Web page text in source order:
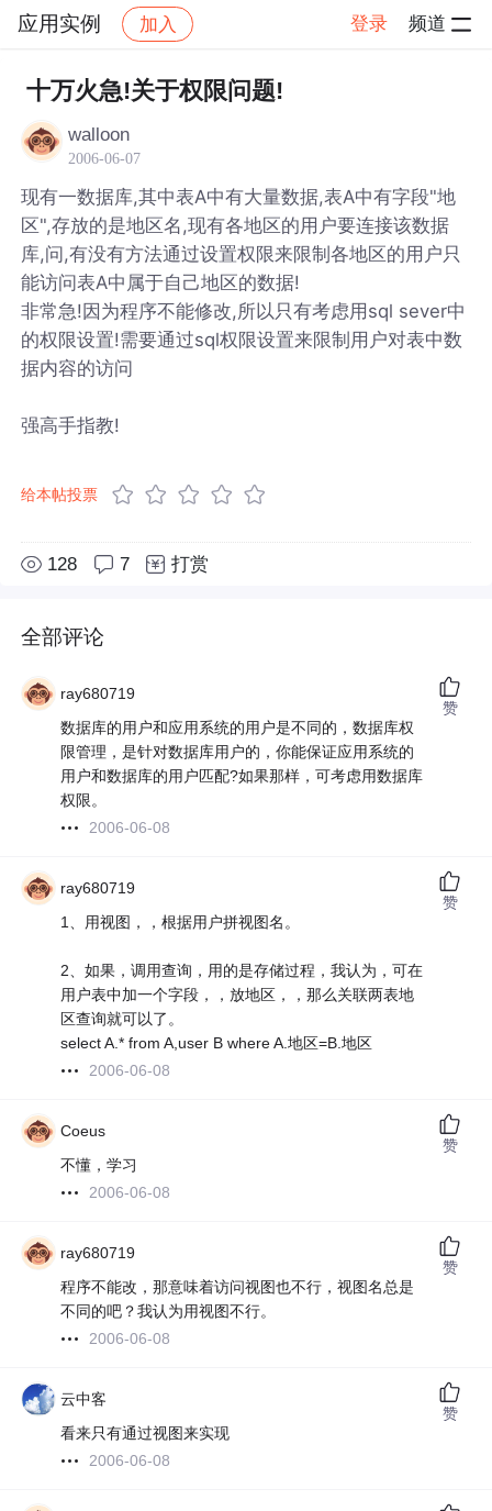
应用实例 加入 登录 频道
社区 应用实例 帖子详情
十万火急!关于权限问题!
walloon
2006-06-07
现有一数据库,其中表A中有大量数据,表A中有字段"地
区",存放的是地区名,现有各地区的用户要连接该数据
库,问,有没有方法通过设置权限来限制各地区的用户只
能访问表A中属于自己地区的数据!
非常急!因为程序不能修改,所以只有考虑用sql sever中
的权限设置!需要通过sql权限设置来限制用户对表中数
据内容的访问
强高手指教!
给本帖投票
128 7 打赏
全部评论
ray680719
数据库的用户和应用系统的用户是不同的，数据库权
限管理，是针对数据库用户的，你能保证应用系统的
用户和数据库的用户匹配?如果那样，可考虑用数据库
权限。
2006-06-08
赞
ray680719
1、用视图，，根据用户拼视图名。
2、如果，调用查询，用的是存储过程，我认为，可在
用户表中加一个字段，，放地区，，那么关联两表地
区查询就可以了。
select A.* from A,user B where A.地区=B.地区
2006-06-08
赞
Coeus
不懂，学习
2006-06-08
赞
ray680719
程序不能改，那意味着访问视图也不行，视图名总是
不同的吧？我认为用视图不行。
2006-06-08
赞
云中客
看来只有通过视图来实现
2006-06-08
赞